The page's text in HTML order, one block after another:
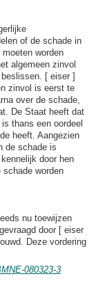
of de schade in
worden
algemeen zinvol
[ eiser ]
zinvol is eerst te
over de schade,
De Staat heeft dat
thans een oordeel
heeft. Aangezien
de schade is
door hen
worden
nu toewijzen
door [ eiser
Deze vordering
080323-3